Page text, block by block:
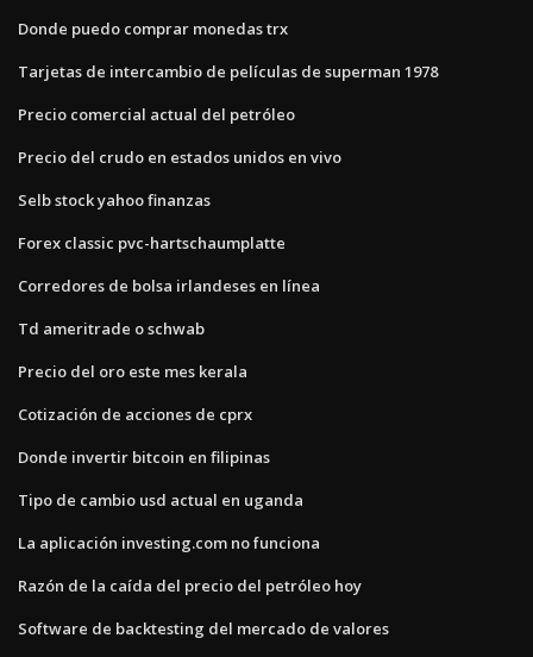
Donde puedo comprar monedas trx
Tarjetas de intercambio de películas de superman 1978
Precio comercial actual del petróleo
Precio del crudo en estados unidos en vivo
Selb stock yahoo finanzas
Forex classic pvc-hartschaumplatte
Corredores de bolsa irlandeses en línea
Td ameritrade o schwab
Precio del oro este mes kerala
Cotización de acciones de cprx
Donde invertir bitcoin en filipinas
Tipo de cambio usd actual en uganda
La aplicación investing.com no funciona
Razón de la caída del precio del petróleo hoy
Software de backtesting del mercado de valores